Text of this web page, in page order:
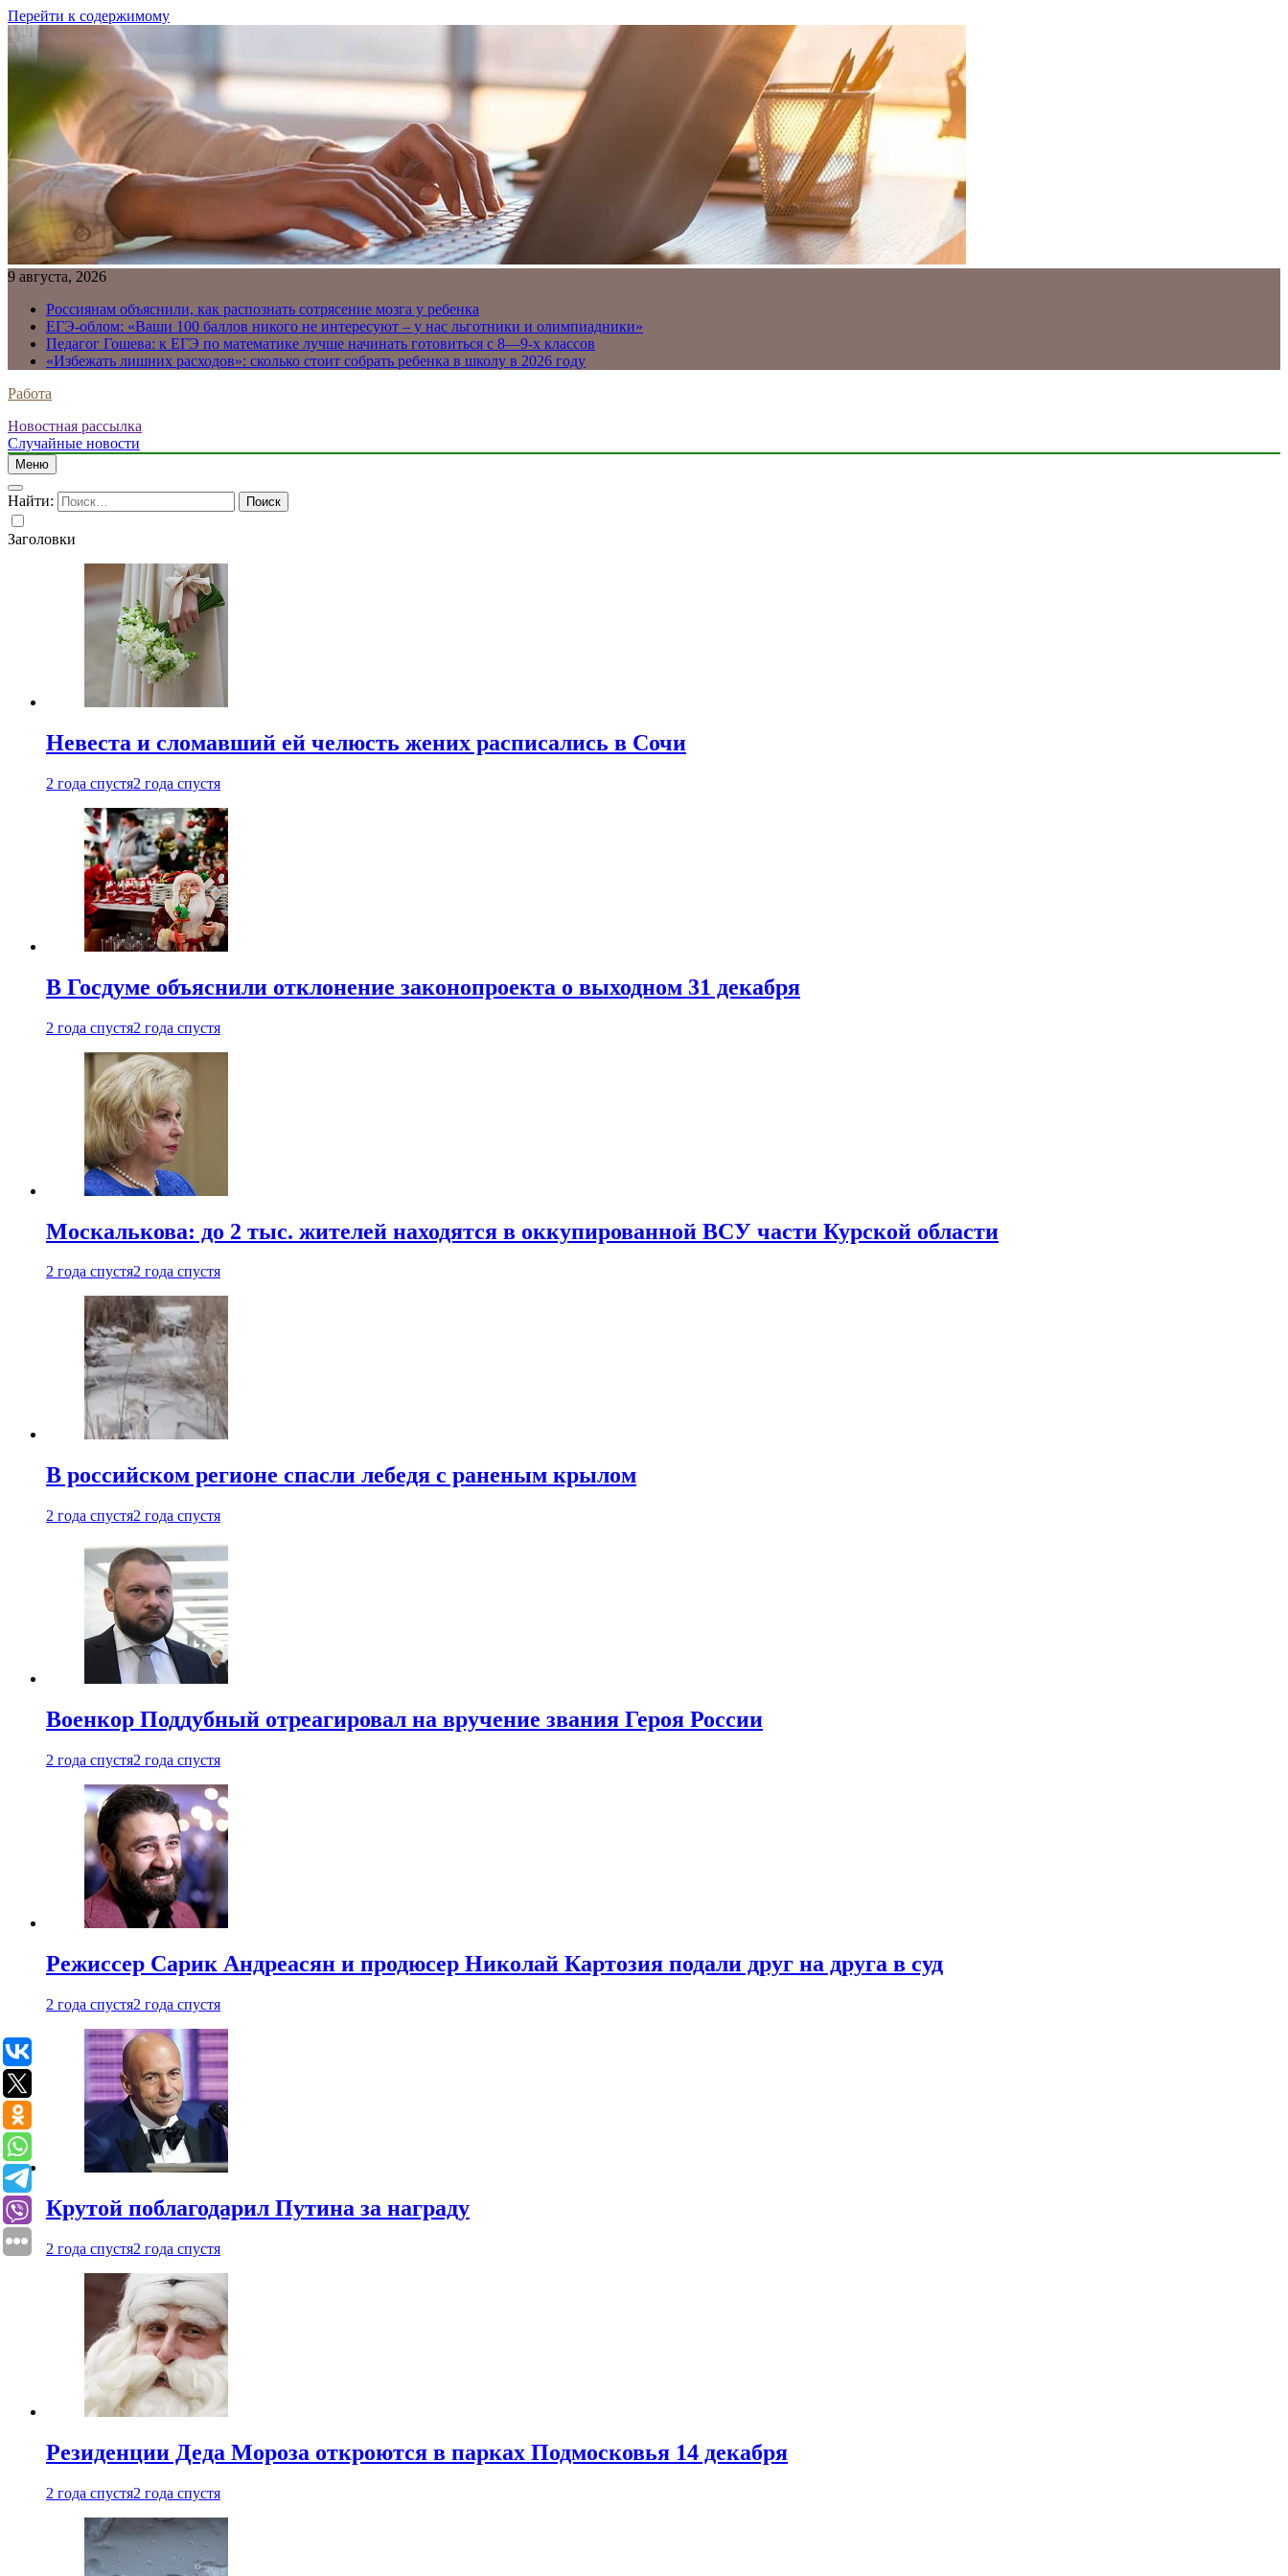
Перейти к содержимому
9 августа, 2026
Россиянам объяснили, как распознать сотрясение мозга у ребенка
ЕГЭ-облом: «Ваши 100 баллов никого не интересуют – у нас льготники и олимпиадники»
Педагог Гошева: к ЕГЭ по математике лучше начинать готовиться с 8—9-х классов
«Избежать лишних расходов»: сколько стоит собрать ребенка в школу в 2026 году
Работа
Новостная рассылка
Случайные новости
Меню
Найти:
Заголовки
Невеста и сломавший ей челюсть жених расписались в Сочи
2 года спустя2 года спустя
В Госдуме объяснили отклонение законопроекта о выходном 31 декабря
2 года спустя2 года спустя
Москалькова: до 2 тыс. жителей находятся в оккупированной ВСУ части Курской области
2 года спустя2 года спустя
В российском регионе спасли лебедя с раненым крылом
2 года спустя2 года спустя
Военкор Поддубный отреагировал на вручение звания Героя России
2 года спустя2 года спустя
Режиссер Сарик Андреасян и продюсер Николай Картозия подали друг на друга в суд
2 года спустя2 года спустя
Крутой поблагодарил Путина за награду
2 года спустя2 года спустя
Резиденции Деда Мороза откроются в парках Подмосковья 14 декабря
2 года спустя2 года спустя